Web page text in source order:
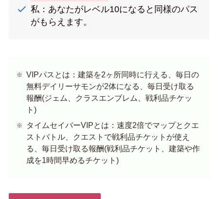
私：あなたがレベル10になると同様のパス
がもらえます。
VIPパスとは：建築を2ヶ所同時に行える、毎日の
無料デイリーサモンが2体になる、毎日受け取る
報酬(ジェム、クラスエンブレム、戦利品チケッ
ト)
タイムセイバーVIPとは：速度2倍でマップとクエ
ストバトル、クエストで戦利品チケットが使え
る、毎日受け取る報酬(戦利品チケット、建築や作
成を1時間早めるチケット)